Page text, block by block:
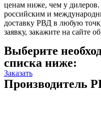
ценам ниже, чем у дилеров.
российским и
доставку РВД в любую
заявку, закажите на сайте
Выберите
списка ниже:
Заказать
Производитель